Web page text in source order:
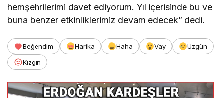
hemşehrilerimi davet ediyorum. Yıl içerisinde bu ve
buna benzer etkinliklerimiz devam edecek” dedi.
Beğendim Harika Haha Vay
Üzgün
Kızgın